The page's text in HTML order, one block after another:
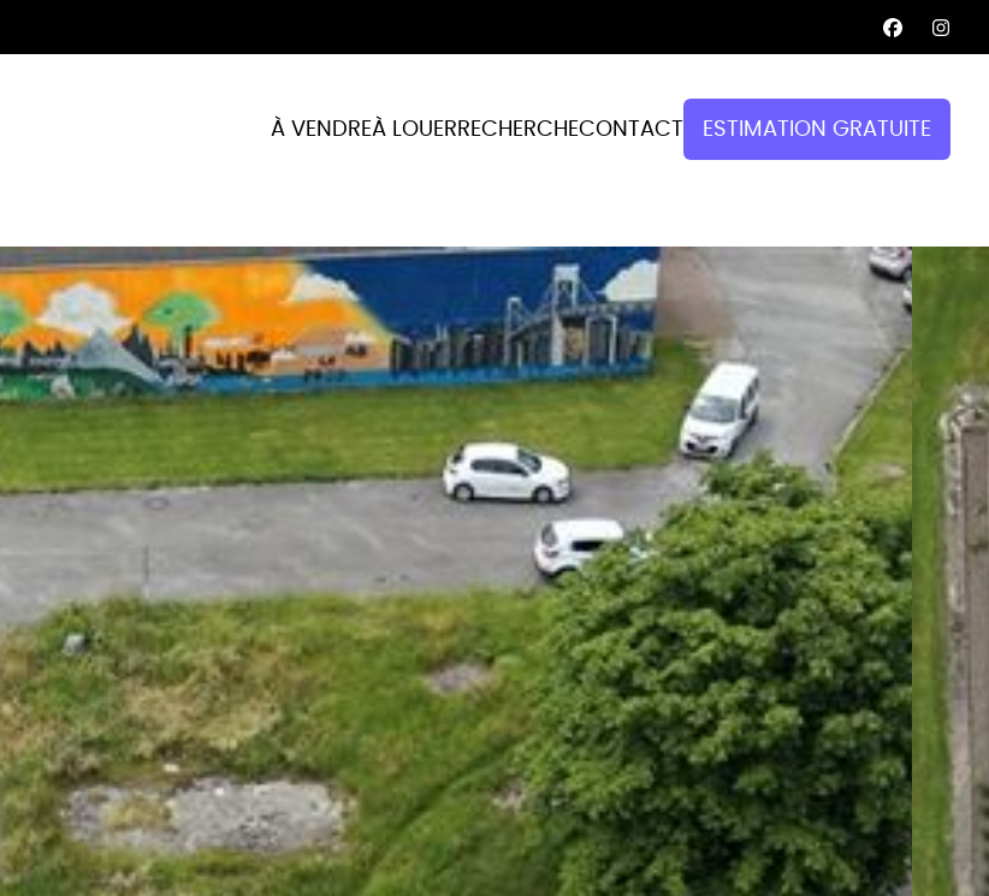
À VENDREÀ LOUERRECHERCHECONTACT ESTIMATION GRATUITE